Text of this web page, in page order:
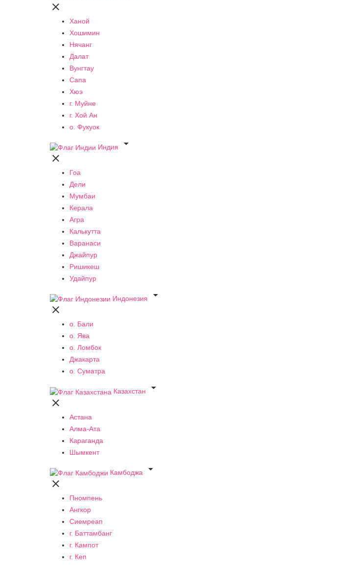

Ханой
Хошимин
Нячанг
Далат
Вунгтау
Сапа
Хюэ
г. Муйне
г. Хой Ан
о. Фукуок
Индия


Гоа
Дели
Мумбаи
Керала
Агра
Калькутта
Варанаси
Джайпур
Ришикеш
Удайпур
Индонезия


о. Бали
о. Ява
о. Ломбок
Джакарта
о. Суматра
Казахстан


Астана
Алма-Ата
Караганда
Шымкент
Камбоджа


Пномпень
Ангкор
Сиемреап
г. Баттамбанг
г. Кампот
г. Кеп